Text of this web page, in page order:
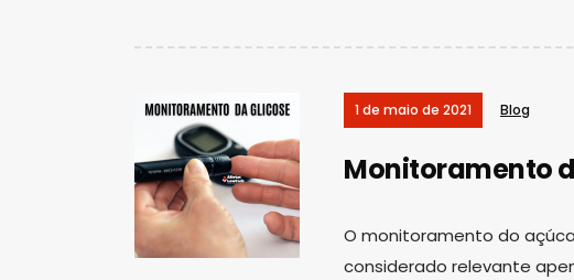
1 de maio de 2021 Blog
Monitoramento
O monitoramento do
considerado relevante